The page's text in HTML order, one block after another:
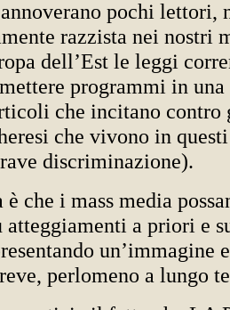
pochi lettori,
razzista nei nostri
dell’Est le leggi
programmi in
che incitano contro
che vivono in questi
discriminazione).
è che i mass media
atteggiamenti a priori e
un’immagine
perlomeno a lungo